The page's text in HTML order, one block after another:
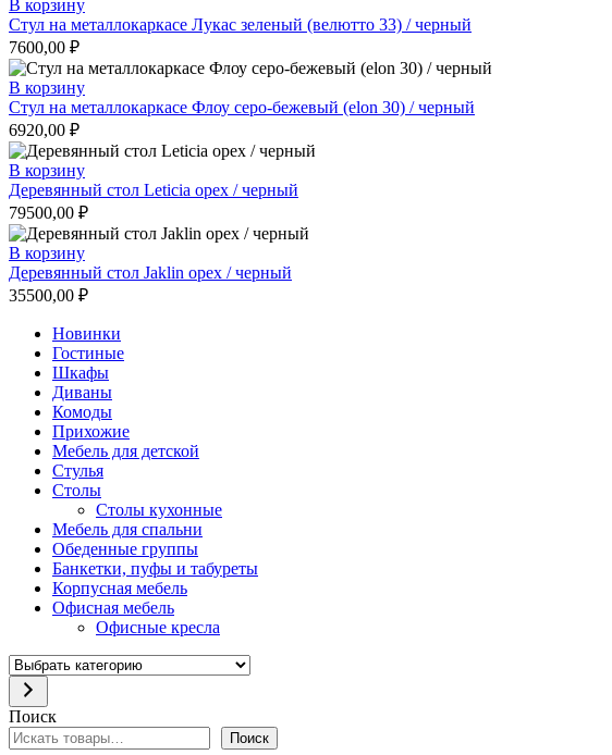
В корзину
Стул на металлокаркасе Лукас зеленый (велютто 33) / черный
7600,00 ₽
В корзину
Стул на металлокаркасе Флоу серо-бежевый (elon 30) / черный
6920,00 ₽
В корзину
Деревянный стол Leticia орех / черный
79500,00 ₽
В корзину
Деревянный стол Jaklin орех / черный
35500,00 ₽
Новинки
Гостиные
Шкафы
Диваны
Комоды
Прихожие
Мебель для детской
Стулья
Столы
Столы кухонные
Мебель для спальни
Обеденные группы
Банкетки, пуфы и табуреты
Корпусная мебель
Офисная мебель
Офисные кресла
Выбрать
категорию
Поиск
Поиск